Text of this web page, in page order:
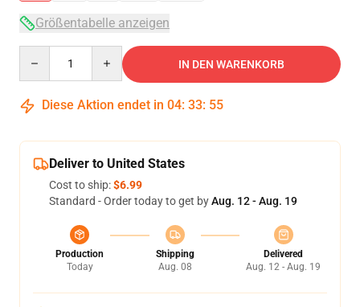
Größentabelle anzeigen
IN DEN WARENKORB
Diese Aktion endet in 04: 33: 55
Deliver to United States
Cost to ship:$6.99
Standard - Order today to get byAug. 12 - Aug. 19
Production
Today
Shipping
Aug. 08
Delivered
Aug. 12 - Aug. 19